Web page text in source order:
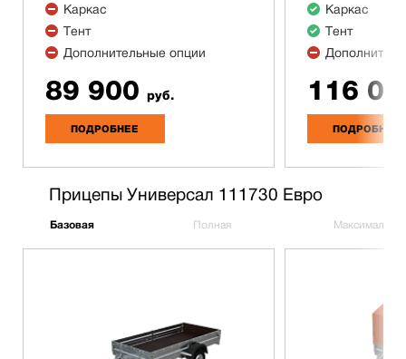
Каркас
Тент
Дополнительные опции
89 900 руб.
ПОДРОБНЕЕ
Каркас
Тент
116
ПОДРОБНЕЕ
Прицепы Универсал 111730 Евро
Базовая Полная Максимальная